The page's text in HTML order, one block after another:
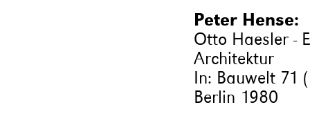
Peter Hense:
Otto Haesler -
Architektur
In: Bauwelt 71
Berlin 1980